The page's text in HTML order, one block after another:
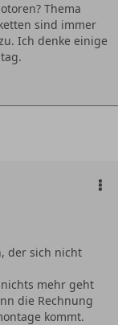
Thema
sind immer
Ich denke einige
der sich nicht
mehr geht
die Rechnung
kommt.